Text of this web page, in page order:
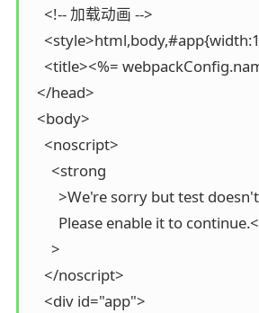
    <!-- 加载动画 -->
<title><%=
  </head>
  <body>
    <noscript>
      <strong
>We're sorry but test
Please enable it to
      >
    </noscript>
    <div id="app">